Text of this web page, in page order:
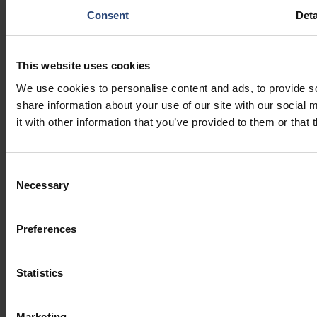
Consent
This website uses cookies
We use cookies to personalise content and ads, to provide
share information about your use of our site with our social
it with other information that you’ve provided to them or
Selection
Necessary
Preferences
Statistics
COPYRIGHT 2026, NEFAB GROUP, ALLE RECHTE